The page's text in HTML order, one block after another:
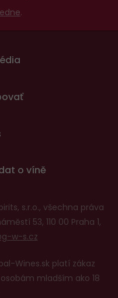
.
o víně
s.r.o., všechna práva
53, 110 00 Praha 1,
w-s.cz
Wines.sk platí zákaz
mladším ako 18